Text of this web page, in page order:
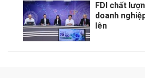
FDI chất
doanh
lên